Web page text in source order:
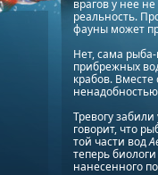
врагов у нее
реальность.
фауны может
Нет, сама
прибрежных
крабов.
Тревогу
говорит, что
той части вод
теперь
нанесенного